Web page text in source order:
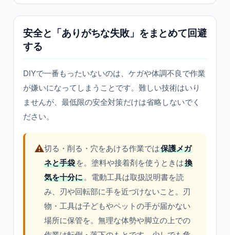
安全と「ありがちな失敗」をまとめて回避
する
DIYで一番もったいないのは、ケガや体調不良で作業
が嫌いになってしまうことです。難しい技術はいり
ませんが、最低限の安全対策だけは省略しないでく
ださい。
⚠️切る・削る・穴をあける作業では保護メガ
ネと手袋 を。塗料や接着剤を使うときは換
気を十分に。電動工具は取扱説明書を読
み、刃や回転部に手を近づけないこと。刃
物・工具は子どもやペットの手が届かない
場所に保管を。無理な体勢や脚立の上での